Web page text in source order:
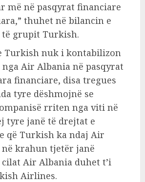
më në pasqyrat financiare
thuhet në bilancin e
grupit Turkish.
Turkish nuk i kontabilizon
Air Albania në pasqyrat
financiare, disa tregues
tyre dëshmojnë se
rriten nga viti në
tyre janë të drejtat e
që Turkish ka ndaj Air
në krahun tjetër janë
Air Albania duhet t’i
Airlines.